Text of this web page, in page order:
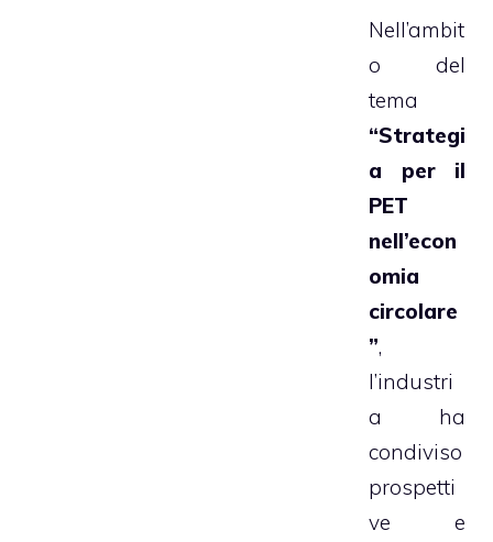
Nell’ambit
o del
tema
“Strategi
a per il
PET
nell’econ
omia
circolare
”,
l’industri
a ha
condiviso
prospetti
ve e